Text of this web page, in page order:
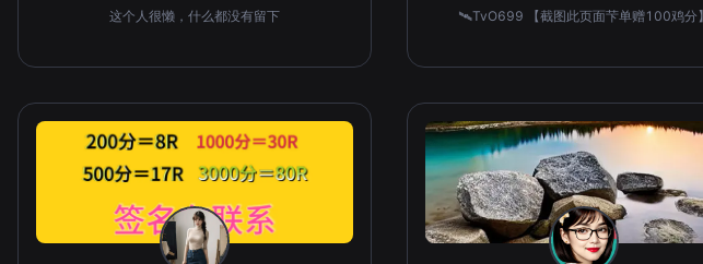
这个人很懒，什么都没有留下 🛰️TvO699 【截图此页面芐单赠100鸡分】